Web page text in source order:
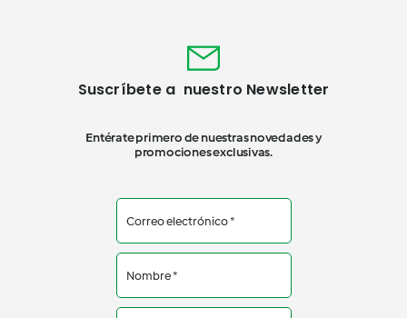
Suscríbete a nuestro Newsletter
Entérate primero de nuestras novedades y
promociones exclusivas.